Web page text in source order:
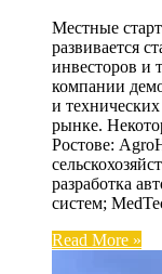
Местные
развивается
инвесторов и
компании
и
рынке.
Ростове:
разработка
систем;
Read More »